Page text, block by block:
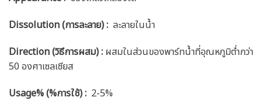
Dissolution (การละลาย) : ละลายในน้ำ
Direction (วิธีการผสม) : ผสมในส่วนของพาร์ทน้ำที่อุณหภูมิต่ำกว่า
50 องศาเซลเซียส
Usage% (%การใช้) : 2-5%